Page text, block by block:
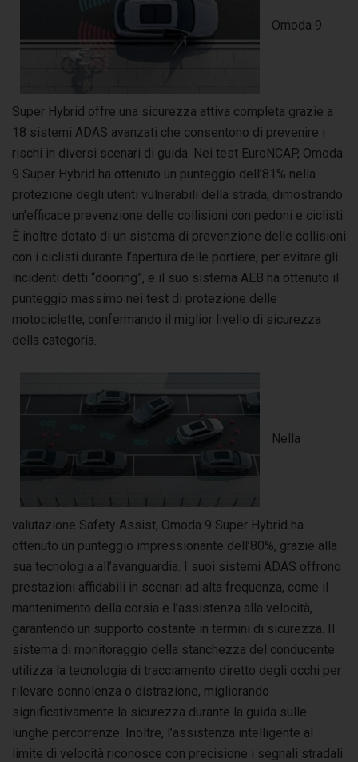
Omoda 9
Super Hybrid offre una sicurezza attiva completa grazie a
18 sistemi ADAS avanzati che consentono di prevenire i
rischi in diversi scenari di guida. Nei test EuroNCAP, Omoda
9 Super Hybrid ha ottenuto un punteggio dell’81% nella
protezione degli utenti vulnerabili della strada, dimostrando
un’efficace prevenzione delle collisioni con pedoni e ciclisti.
È inoltre dotato di un sistema di prevenzione delle collisioni
con i ciclisti durante l’apertura delle portiere, per evitare gli
incidenti detti “dooring”, e il suo sistema AEB ha ottenuto il
punteggio massimo nei test di protezione delle
motociclette, confermando il miglior livello di sicurezza
della categoria.
Nella
valutazione Safety Assist, Omoda 9 Super Hybrid ha
ottenuto un punteggio impressionante dell’80%, grazie alla
sua tecnologia all’avanguardia. I suoi sistemi ADAS offrono
prestazioni affidabili in scenari ad alta frequenza, come il
mantenimento della corsia e l’assistenza alla velocità,
garantendo un supporto costante in termini di sicurezza. Il
sistema di monitoraggio della stanchezza del conducente
utilizza la tecnologia di tracciamento diretto degli occhi per
rilevare sonnolenza o distrazione, migliorando
significativamente la sicurezza durante la guida sulle
lunghe percorrenze. Inoltre, l’assistenza intelligente al
limite di velocità riconosce con precisione i segnali stradali